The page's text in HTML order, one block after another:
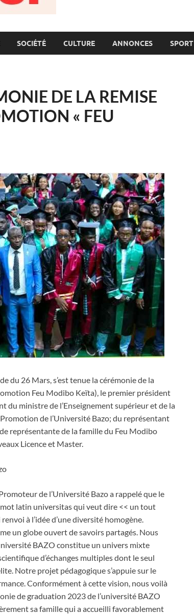
SOCIÉTÉ CULTURE ANNONCES SPORT
DE LA REMISE
« FEU
du 26 Mars, s’est tenue la cérémonie de la
Feu Modibo Keïta), le premier président
du ministre de l’Enseignement supérieur et de la
de l’Université Bazo; du représentant
représentante de la famille du Feu Modibo
Licence et Master.
de l’Université Bazo a rappelé que le
latin universitas qui veut dire << un tout
à l’idée d’une diversité homogène.
un globe ouvert de savoirs partagés. Nous
BAZO constitue un univers mixte
d’échanges multiples dont le seul
Notre projet pédagogique s’appuie sur le
Conformément à cette vision, nous voilà
de graduation 2023 de l’université BAZO
sa famille qui a accueilli favorablement